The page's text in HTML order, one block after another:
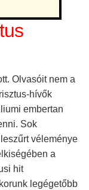
Olvasóit nem a
hívők
embertan
Sok
véleménye
a
hit
legégetőbb